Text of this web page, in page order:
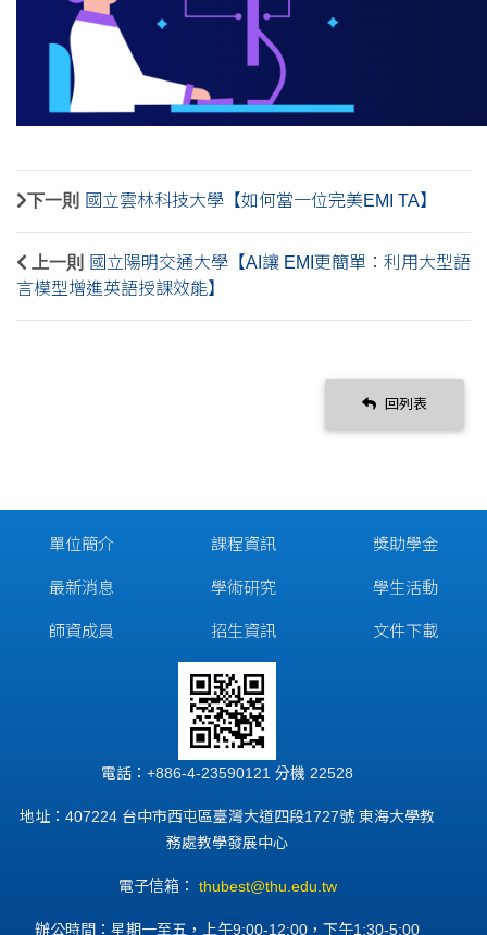
下一則 國立雲林科技大學【如何當一位完美EMI TA】
上一則
國立陽明交通大學【AI讓 EMI更簡單：利用大型語
言模型增進英語授課效能】
回列表
單位簡介
最新消息
師資成員
課程資訊
學術研究
招生資訊
獎助學金
學生活動
文件下載
電話：+886-4-23590121 分機 22528
地址：407224 台中市西屯區臺灣大道四段1727號 東海大學教
務處教學發展中心
電子信箱： thubest@thu.edu.tw
辦公時間：星期一至五，上午9:00-12:00，下午1:30-5:00